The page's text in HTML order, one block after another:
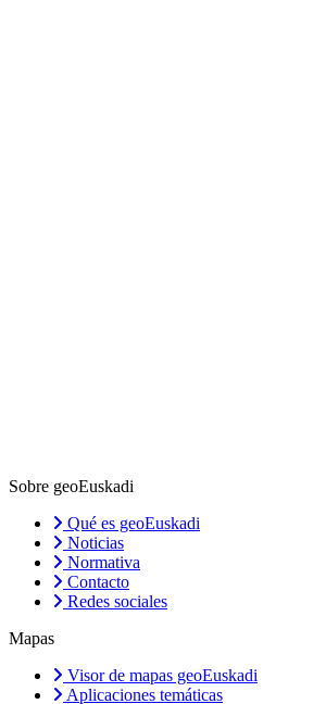
Sobre geoEuskadi
Qué es geoEuskadi
Noticias
Normativa
Contacto
Redes sociales
Mapas
Visor de mapas geoEuskadi
Aplicaciones temáticas